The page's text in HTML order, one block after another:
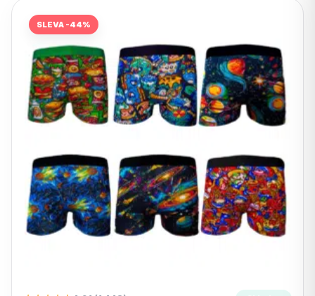
SLEVA -44%